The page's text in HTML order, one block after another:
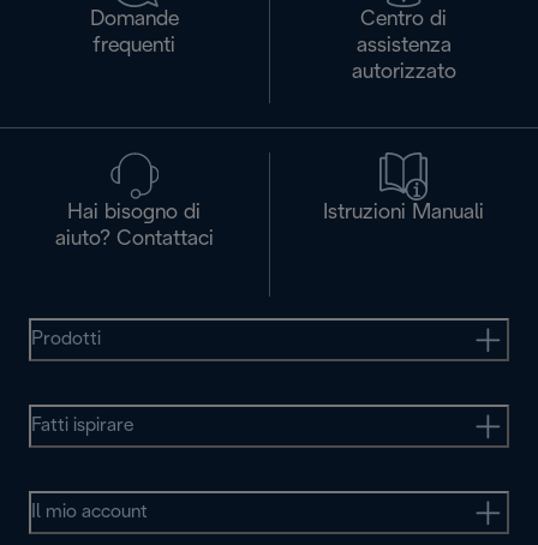
Domande
frequenti
Centro di
assistenza
autorizzato
Hai bisogno di
aiuto? Contattaci
Istruzioni Manuali
Prodotti
Fatti ispirare
Il mio account